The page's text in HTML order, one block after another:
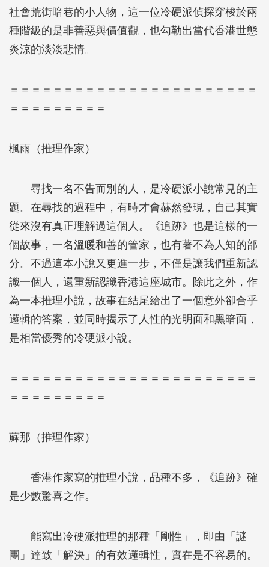
社會荒街暗巷的小人物，這一位冷硬派偵探穿梭於兩
種階級的是非善惡與價值觀，也勾勒出當代香港世態
炎涼的淡淡悲情。
＝＝＝＝＝＝＝＝＝＝＝＝＝＝＝＝＝＝＝＝＝＝＝
＝＝＝＝＝＝＝＝＝
楓雨（推理作家）
尋找一名不告而別的人，是冷硬派小說常見的主
題。在尋找的過程中，有時才會赫然發現，自己其實
從來沒有真正理解過這個人。《追跡》也是這樣的一
個故事，一名溫暖和善的管家，也有著不為人知的部
分。不過這本小說又更進一步，不僅是讓我們重新認
識一個人，還重新認識香港這座城市。除此之外，作
為一本推理小說，故事在結尾給出了一個意外卻合乎
邏輯的答案，並同時揭示了人性的光明面和黑暗面，
是相當優秀的冷硬派小說。
＝＝＝＝＝＝＝＝＝＝＝＝＝＝＝＝＝＝＝＝＝＝＝
＝＝＝＝＝＝＝＝＝
蘇那（推理作家）
香港作家寫的推理小說，品種不多，《追跡》確
是少數驚喜之作。
能寫出冷硬派推理的那種「剛性」，即由「謎
團」達致「解決」的有效邏輯性，實在是不容易的。